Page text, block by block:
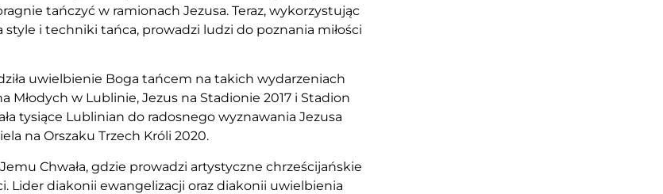
tańczyć w ramionach Jezusa. Teraz, wykorzystując
style i techniki tańca, prowadzi ludzi do poznania miłości
uwielbienie Boga tańcem na takich wydarzeniach
Młodych w Lublinie, Jezus na Stadionie 2017 i Stadion
tysiące Lublinian do radosnego wyznawania Jezusa
na Orszaku Trzech Króli 2020.
Chwała, gdzie prowadzi artystyczne chrześcijańskie
Lider diakonii ewangelizacji oraz diakonii uwielbienia